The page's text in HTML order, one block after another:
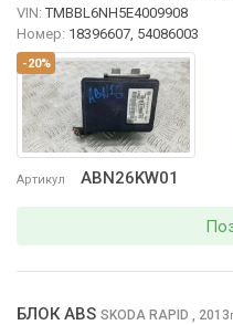
-20%
Артикул ABN26KW01
VIN: TMBBL6NH5E4009908
Номер: 18396607, 54086003
БЛОК ABS SKODA RAPID , 2013